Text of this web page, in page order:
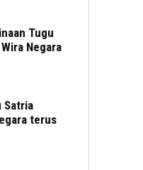
Tugu
Negara
Satria
terus